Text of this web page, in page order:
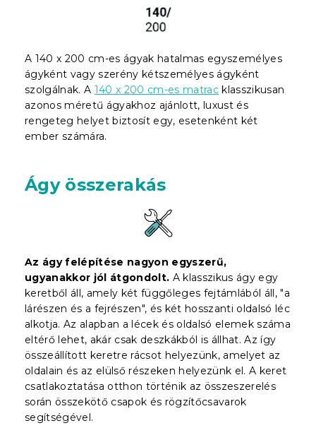
A 140 x 200 cm-es ágyak hatalmas egyszemélyes
ágyként vagy szerény kétszemélyes ágyként
szolgálnak. A 140 x 200 cm-es matrac klasszikusan
azonos méretű ágyakhoz ajánlott, luxust és
rengeteg helyet biztosít egy, esetenként két
ember számára.
Ágy összerakás
Az ágy felépítése nagyon egyszerű,
ugyanakkor jól átgondolt. A klasszikus ágy egy
keretből áll, amely két függőleges fejtámlából áll, "a
lárészen és a fejrészen", és két hosszanti oldalsó léc
alkotja. Az alapban a lécek és oldalsó elemek száma
eltérő lehet, akár csak deszkákból is állhat. Az így
összeállított keretre rácsot helyezünk, amelyet az
oldalain és az elülső részeken helyezünk el. A keret
csatlakoztatása otthon történik az összeszerelés
során összekötő csapok és rögzítőcsavarok
segítségével.